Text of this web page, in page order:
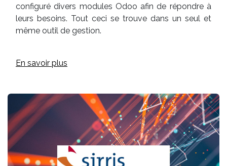
configuré divers modules Odoo afin de répondre à
leurs besoins. Tout ceci se trouve dans un seul et
même outil de gestion.
En savoir plus